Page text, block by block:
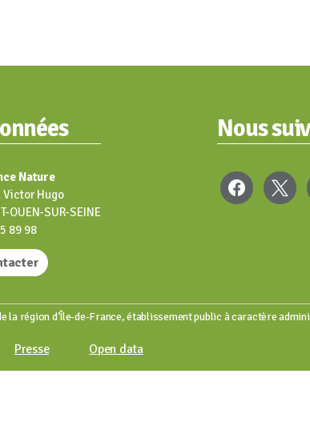
Nature
Victor Hugo
OUEN-SUR-SEINE
89 98
Nous
FACEBOOK
X
la région d’Île-de-France, établissement public à caractère
Presse Open data